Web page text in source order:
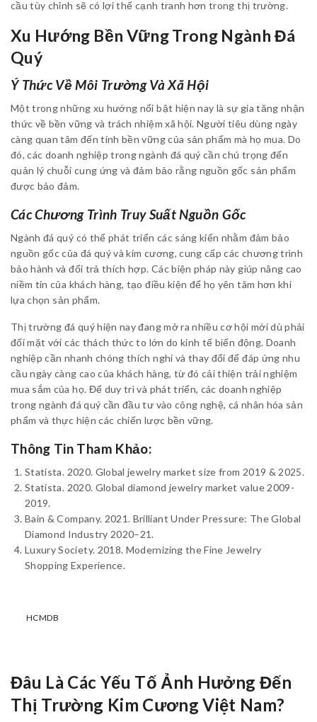
cầu tùy chỉnh sẽ có lợi thế cạnh tranh hơn trong thị trường.
Xu Hướng Bền Vững Trong Ngành Đá
Quý
Ý Thức Về Môi Trường Và Xã Hội
Một trong những xu hướng nổi bật hiện nay là sự gia tăng nhận
thức về bền vững và trách nhiệm xã hội. Người tiêu dùng ngày
càng quan tâm đến tính bền vững của sản phẩm mà họ mua. Do
đó, các doanh nghiệp trong ngành đá quý cần chú trọng đến
quản lý chuỗi cung ứng và đảm bảo rằng nguồn gốc sản phẩm
được bảo đảm.
Các Chương Trình Truy Suất Nguồn Gốc
Ngành đá quý có thể phát triển các sáng kiến nhằm đảm bảo
nguồn gốc của đá quý và kim cương, cung cấp các chương trình
bảo hành và đổi trả thích hợp. Các biện pháp này giúp nâng cao
niềm tin của khách hàng, tạo điều kiện để họ yên tâm hơn khi
lựa chọn sản phẩm.
Thị trường đá quý hiện nay đang mở ra nhiều cơ hội mới dù phải
đối mặt với các thách thức to lớn do kinh tế biến động. Doanh
nghiệp cần nhanh chóng thích nghi và thay đổi để đáp ứng nhu
cầu ngày càng cao của khách hàng, từ đó cải thiện trải nghiệm
mua sắm của họ. Để duy trì và phát triển, các doanh nghiệp
trong ngành đá quý cần đầu tư vào công nghệ, cá nhân hóa sản
phẩm và thực hiện các chiến lược bền vững.
Thông Tin Tham Khảo:
Statista. 2020. Global jewelry market size from 2019 & 2025.
Statista. 2020. Global diamond jewelry market value 2009-
2019.
Bain & Company. 2021. Brilliant Under Pressure: The Global
Diamond Industry 2020–21.
Luxury Society. 2018. Modernizing the Fine Jewelry
Shopping Experience.
HCMDB
Đâu Là Các Yếu Tố Ảnh Hưởng Đến
Thị Trường Kim Cương Việt Nam?